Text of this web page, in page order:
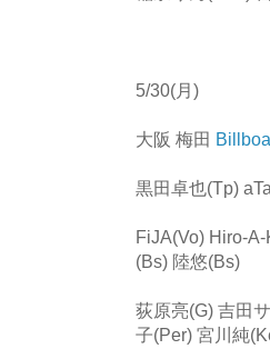
5/30(月)
大阪 梅田
黒田卓也(Tp)
FiJA(Vo) Hiro-
(Bs) 陸悠(Bs)
荻原亮(G) 吉田
子(Per) 宮川純